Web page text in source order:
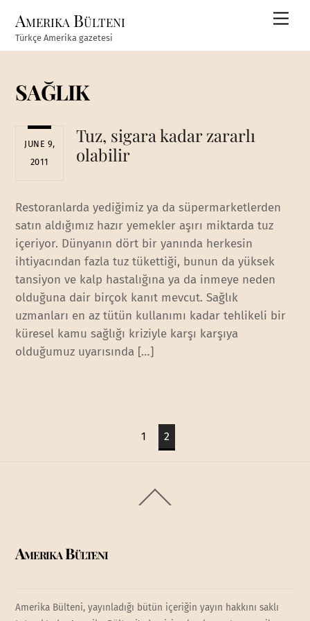
content
Amerika Bülteni
Türkçe Amerika gazetesi
SAĞLIK
JUNE 9,
2011
Tuz, sigara kadar zararlı
olabilir
Restoranlarda yediğimiz ya da süpermarketlerden
satın aldığımız hazır yemekler aşırı miktarda tuz
içeriyor. Dünyanın dört bir yanında herkesin
ihtiyacından fazla tuz tükettiği, bunun da yüksek
tansiyon ve kalp hastalığına ya da inmeye neden
olduğuna dair birçok kanıt mevcut. Sağlık
uzmanları en az tütün kullanımı kadar tehlikeli bir
küresel kamu sağlığı kriziyle karşı karşıya
olduğumuz uyarısında […]
1 2
To
Amerika Bülteni
Amerika Bülteni, yayınladığı bütün içeriğin yayın hakkını saklı